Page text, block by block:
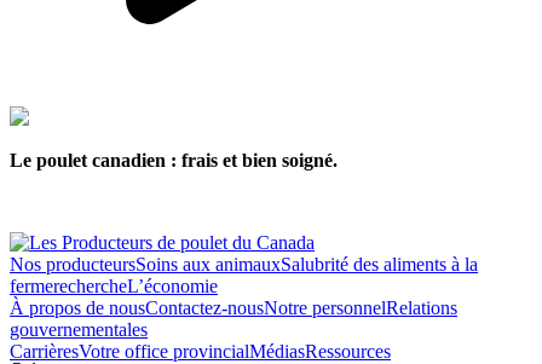
Le poulet canadien : frais et bien soigné.
Nos producteursSoins aux animauxSalubrité des aliments à la
fermerechercheL’économie
À propos de nousContactez-nousNotre personnelRelations
gouvernementales
CarrièresVotre office provincialMédiasRessources